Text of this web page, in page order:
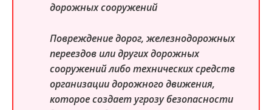
дорожных сооружений
Повреждение дорог, железнодорожных
переездов или других дорожных
сооружений либо технических средств
организации дорожного движения,
которое создает угрозу безопасности